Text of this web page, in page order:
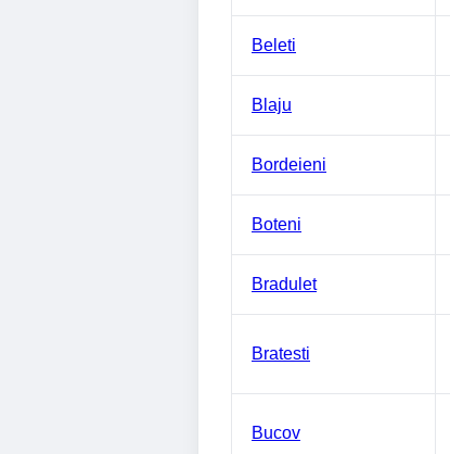
Beleti
Blaju
Bordeieni
Boteni
Bradulet
Bratesti
Bucov